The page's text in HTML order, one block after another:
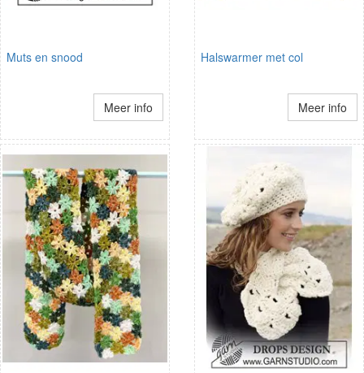
Muts en snood
Meer info
Halswarmer met col
Meer info